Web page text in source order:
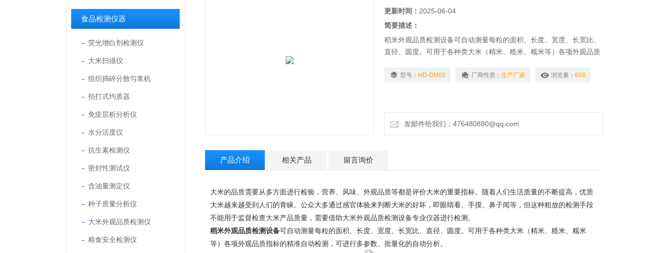
食品检测仪器
荧光增白剂检测仪
大米扫描仪
组织捣碎分散匀浆机
拍打式均质器
免疫层析分析仪
水分活度仪
抗生素检测仪
密封性测试仪
含油量测定仪
种子质量分析仪
大米外观品质检测仪
粮食安全检测仪
更新时间： 2025-06-04
简要描述：
稻米外观品质检测设备可自动测量每粒的面积、长度、宽度、长宽比、
直径、圆度。可用于各种类大米（精米、糙米、糯米等）各项外观品质
型号： HD-DM02 厂商性质： 生产厂家 浏览量： 658
发邮件给我们：476480880@qq.com
产品介绍 相关产品 留言询价
大米的品质需要从多方面进行检验，营养、风味、外观品质等都是评价大米的重要指标。随着人们生活质量的不断提高，优质
大米越来越受到人们的青睐。公众大多通过感官体验来判断大米的好坏，即眼睛看、手摸、鼻子闻等，但这种粗放的检测手段
不能用于监督检查大米产品质量，需要借助大米外观品质检测设备专业仪器进行检测。
稻米外观品质检测设备可自动测量每粒的面积、长度、宽度、长宽比、直径、圆度。可用于各种类大米（精米、糙米、糯米
等）各项外观品质指标的精准自动检测，可进行多参数、批量化的自动分析。